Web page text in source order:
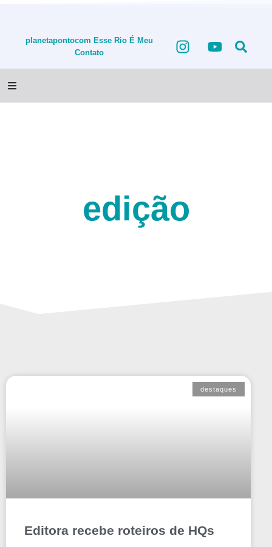
planetapontocom Esse Rio É Meu
Contato
edição
destaques
Editora recebe roteiros de HQs